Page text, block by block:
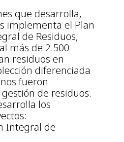
que desarrolla,
implementa el Plan
de Residuos,
más de 2.500
residuos en
diferenciada
fueron
de residuos.
los
Integral de